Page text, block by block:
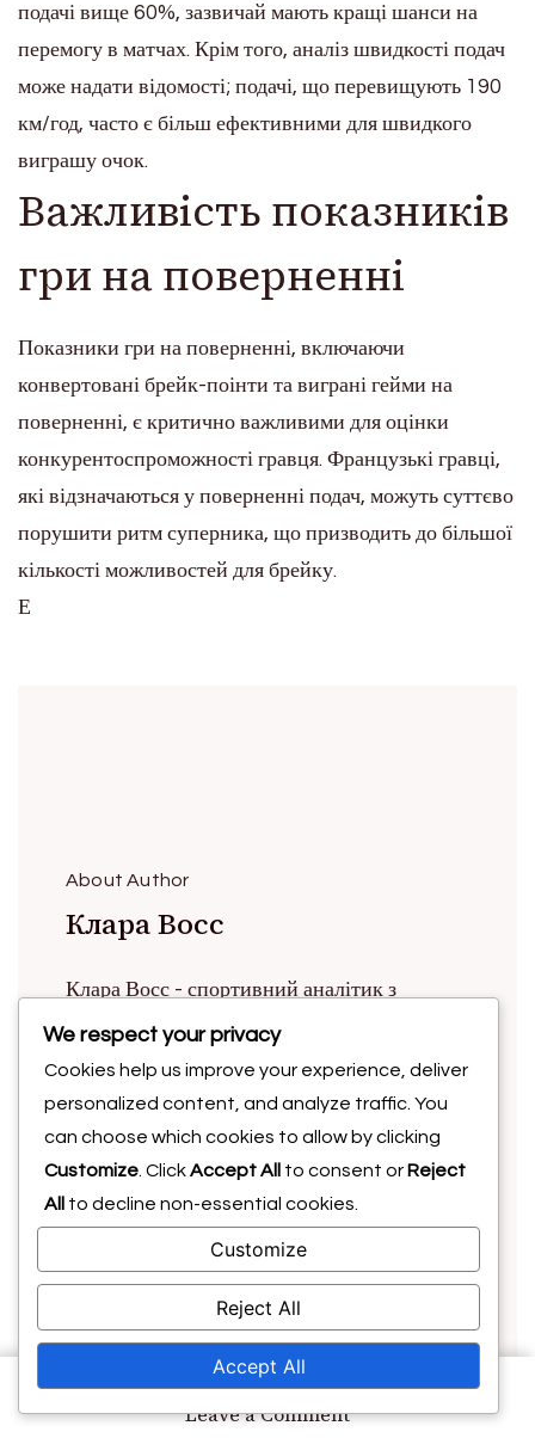
Leave a Commenton
подачі вище 60%, зазвичай мають кращі шанси на
перемогу в матчах. Крім того, аналіз швидкості подач
може надати відомості; подачі, що перевищують 190
км/год, часто є більш ефективними для швидкого
виграшу очок.
Важливість показників
гри на поверненні
Показники гри на поверненні, включаючи
конвертовані брейк-поінти та виграні гейми на
поверненні, є критично важливими для оцінки
конкурентоспроможності гравця. Французькі гравці,
які відзначаються у поверненні подач, можуть суттєво
порушити ритм суперника, що призводить до більшої
кількості можливостей для брейку.
Е
About Author
Клара Восс
Клара Восс - спортивний аналітик з
пристрастю до тенісу. Має понад десять
років досвіду в статистиці виступів
гравців, вона надає змістовні порівняння
один на один, які допомагають фанатам і
гравцям зрозуміти динаміку гри. Клара
любить досліджувати тонкощі стратегій
гравців і ділитися своїми знахідками з
зростаючою спільнотою ентузіастів тенісу.
We respect your privacy
Cookies help us improve your experience, deliver
personalized content, and analyze traffic. You
can choose which cookies to allow by clicking
Customize . ClickAccept All to consent or Reject
All
to decline non-essential cookies.
Customize
Reject All
Accept All